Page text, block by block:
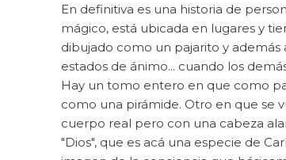
En definitiva es una historia de
mágico, está ubicada en lugares y
dibujado como un pajarito y además
estados de ánimo... cuando los
Hay un tomo entero en que como
como una pirámide. Otro en que se
cuerpo real pero con una cabeza
"Dios", que es acá una especie de